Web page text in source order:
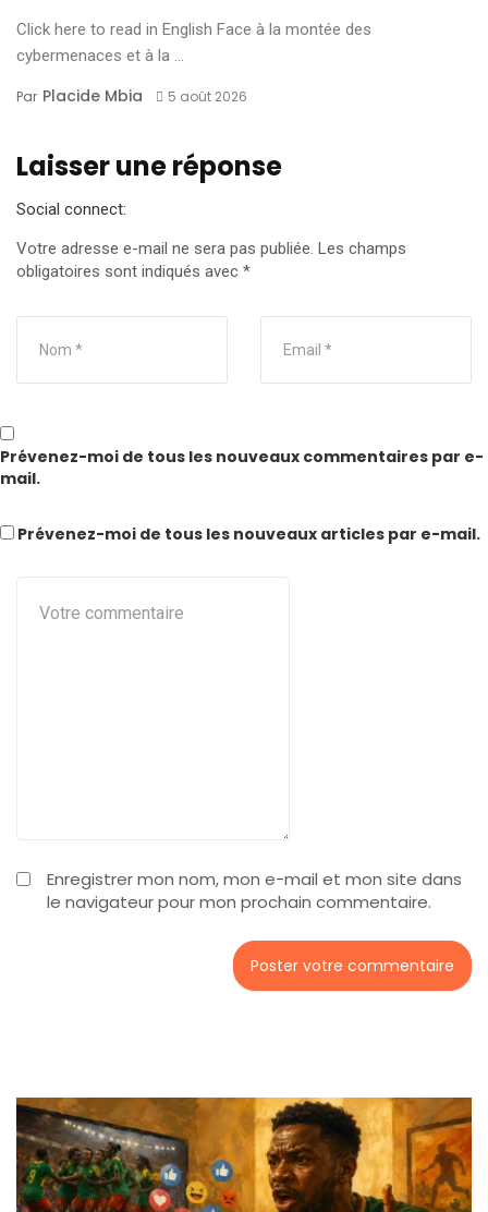
Click here to read in English Face à la montée des
cybermenaces et à la ...
Par Placide Mbia 5 août 2026
Laisser une réponse
Social connect:
Votre adresse e-mail ne sera pas publiée. Les champs
obligatoires sont indiqués avec *
Enregistrer mon nom, mon e-mail et mon site dans
le navigateur pour mon prochain commentaire.
Prévenez-moi de tous les nouveaux commentaires par e-
mail.
Prévenez-moi de tous les nouveaux articles par e-mail.